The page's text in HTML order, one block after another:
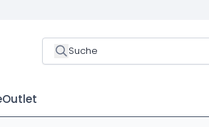
Suche
Outlet